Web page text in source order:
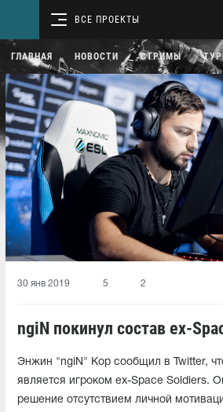
ВСЕ ПРОЕКТЫ
ГЛАВНАЯ НОВОСТИ СТРИМЫ
30 янв 2019 5 2
ngiN покинул состав ex-
Энжин "ngiN" Кор сообщил в Twitter,
является игроком ex-Space Soldiers.
решение отсутствием личной